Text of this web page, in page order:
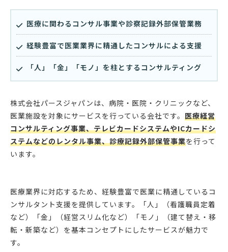
医療に関わるコンサル事業や診察記録外部保管業務
経験豊富で医業業界に精通したコンサルによる支援
「人」「金」「モノ」を柱とするコンサルティング
株式会社パースジャパンは、病院・医院・クリニックなど、
医業施設を対象にサービスを行っている会社です。 医療経営
コンサルティング事業、テレビカードシステムやICカードシ
ステムなどのレンタル事業、診療記録外部保管事業を行って
います。
医療業界に対応するため、経験豊富で医業に精通しているコ
ンサルタント支援を提供しています。「人」（看護職員定着
など）「金」（経営スリム化など）「モノ」（建て替え・移
転・新築など）を基本コンセプトにしたサービスが魅力で
す。